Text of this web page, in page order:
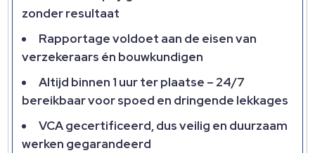
zonder resultaat
Rapportage voldoet aan de eisen van
verzekeraars én bouwkundigen
Altijd binnen 1 uur ter plaatse – 24/7
bereikbaar voor spoed en dringende lekkages
VCA gecertificeerd, dus veilig en duurzaam
werken gegarandeerd